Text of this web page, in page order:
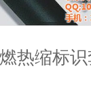
热缩标